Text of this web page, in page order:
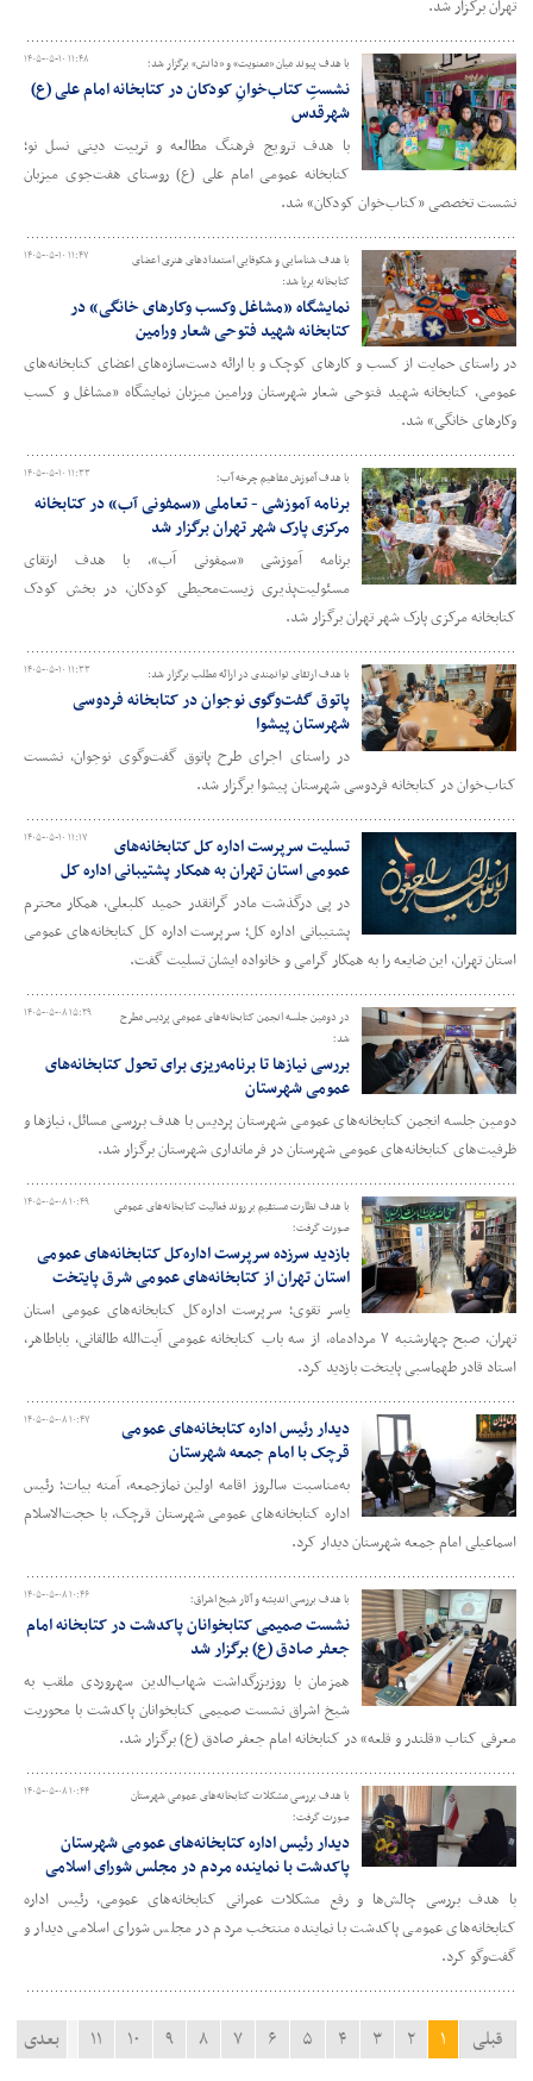
تهران برگزار شد.
۱۴۰۵-۰۵-۱۰ ۱۱:۴۸ با هدف پیوند میان «معنویت» و «دانش» برگزار شد؛
نشستِ کتاب‌خوانِ کودکان در کتابخانه امام علی (ع)
شهرقدس
با هدف ترویج فرهنگ مطالعه و تربیت دینی نسل نو؛
کتابخانه عمومی امام علی (ع) روستای هفت‌جوی میزبان
نشست تخصصی «کتاب‌خوان کودکان» شد.
۱۴۰۵-۰۵-۱۰ ۱۱:۴۷
با هدف شناسایی و شکوفایی استعدادهای هنری اعضای
کتابخانه برپا شد:
نمایشگاه «مشاغل وکسب وکارهای خانگی» در
کتابخانه شهید فتوحی شعار ورامین
در راستای حمایت از کسب و کارهای کوچک و با ارائه دست‌سازه‌های اعضای کتابخانه‌های
عمومی، کتابخانه شهید فتوحی شعار شهرستان ورامین میزبان نمایشگاه «مشاغل و کسب
وکارهای خانگی» شد.
۱۴۰۵-۰۵-۱۰ ۱۱:۳۳ با هدف آموزش مفاهیم چرخه آب؛
برنامه آموزشی - تعاملی «سمفونی آب» در کتابخانه
مرکزی پارک شهر تهران برگزار شد
برنامه آموزشی «سمفونی آب»، با هدف ارتقای
مسئولیت‌پذیری زیست‌محیطی کودکان، در بخش کودک
کتابخانه مرکزی پارک‌ شهر تهران برگزار شد.
۱۴۰۵-۰۵-۱۰ ۱۱:۳۳ با هدف ارتقای توانمندی در ارائه مطلب برگزار شد:
پاتوق گفت‌وگوی نوجوان در کتابخانه فردوسی
شهرستان پیشوا
در راستای اجرای طرح پاتوق گفت‌وگوی نوجوان، نشست
کتاب‌خوان در کتابخانه فردوسی شهرستان پیشوا برگزار شد.
۱۴۰۵-۰۵-۱۰ ۱۱:۱۷
تسلیت سرپرست اداره کل کتابخانه‌های
عمومی استان تهران به همکار پشتیبانی اداره کل
در پی درگذشت مادر گرانقدر حمید کلبعلی، همکار محترم
پشتیبانی اداره کل؛ سرپرست اداره کل کتابخانه‌های عمومی
استان تهران، این ضایعه را به همکار گرامی و خانواده ایشان تسلیت گفت.
۱۴۰۵-۰۵-۰۸ ۱۵:۲۹
در دومین جلسه انجمن کتابخانه‌های عمومی پردیس مطرح
شد؛
بررسی نیازها تا برنامه‌ریزی برای تحول کتابخانه‌های
عمومی شهرستان
دومین جلسه انجمن کتابخانه‌های عمومی شهرستان پردیس با هدف بررسی مسائل، نیازها و
ظرفیت‌های کتابخانه‌های عمومی شهرستان در فرمانداری شهرستان برگزار شد.
۱۴۰۵-۰۵-۰۸ ۱۰:۴۹
با هدف نظارت مستقیم بر روند فعالیت کتابخانه‌های‌ عمومی
صورت گرفت؛
بازدید سرزده سرپرست اداره‌کل کتابخانه‌های‌ عمومی
استان تهران از کتابخانه‌های عمومی شرق پایتخت
یاسر تقوی؛ سرپرست اداره‌کل کتابخانه‌های‌ عمومی استان
تهران، صبح چهارشنبه ۷ مردادماه، از سه باب کتابخانه‌ عمومی آیت‌الله طالقانی، باباطاهر،
استاد قادر طهماسبی پایتخت بازدید کرد.
۱۴۰۵-۰۵-۰۸ ۱۰:۴۷
دیدار رئیس اداره کتابخانه‌های عمومی
قرچک با امام جمعه شهرستان
به‌مناسبت سالروز اقامه اولین نمازجمعه، آمنه بیات؛ رئیس
اداره کتابخانه‌های عمومی شهرستان قرچک، با حجت‌الاسلام
اسماعیلی امام جمعه شهرستان دیدار کرد.
۱۴۰۵-۰۵-۰۸ ۱۰:۴۶ با هدف بررسی اندیشه و آثار شیخ اشراق؛
نشست صمیمی کتابخوانان پاکدشت در کتابخانه امام
جعفر صادق (ع) برگزار شد
همزمان با روزبزرگداشت شهاب‌الدین سهروردی ملقب به
شیخ اشراق نشست صمیمی کتابخوانان پاکدشت با محوریت
معرفی کتاب «قلندر و قلعه» در کتابخانه امام جعفر صادق (ع) برگزار شد.
۱۴۰۵-۰۵-۰۸ ۱۰:۴۴
با هدف بررسی مشکلات کتابخانه‌های عمومی شهرستان
صورت گرفت؛
دیدار رئیس اداره کتابخانه‌های عمومی شهرستان
پاکدشت با نماینده مردم در مجلس شورای اسلامی
با هدف بررسی چالش‌ها و رفع مشکلات عمرانی کتابخانه‌های عمومی، رئیس اداره
کتابخانه‌های عمومی پاکدشت با نماینده منتخب مردم در مجلس شورای اسلامی دیدار و
گفت‌وگو کرد.
قبلی ۱ ۲ ۳ ۴ ۵ ۶ ۷ ۸ ۹ ۱۰ ۱۱ بعدی